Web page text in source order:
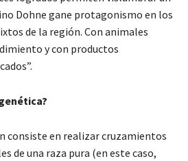
Dohne gane protagonismo en los
de la región. Con animales
y con productos
consiste en realizar cruzamientos
de una raza pura (en este caso,